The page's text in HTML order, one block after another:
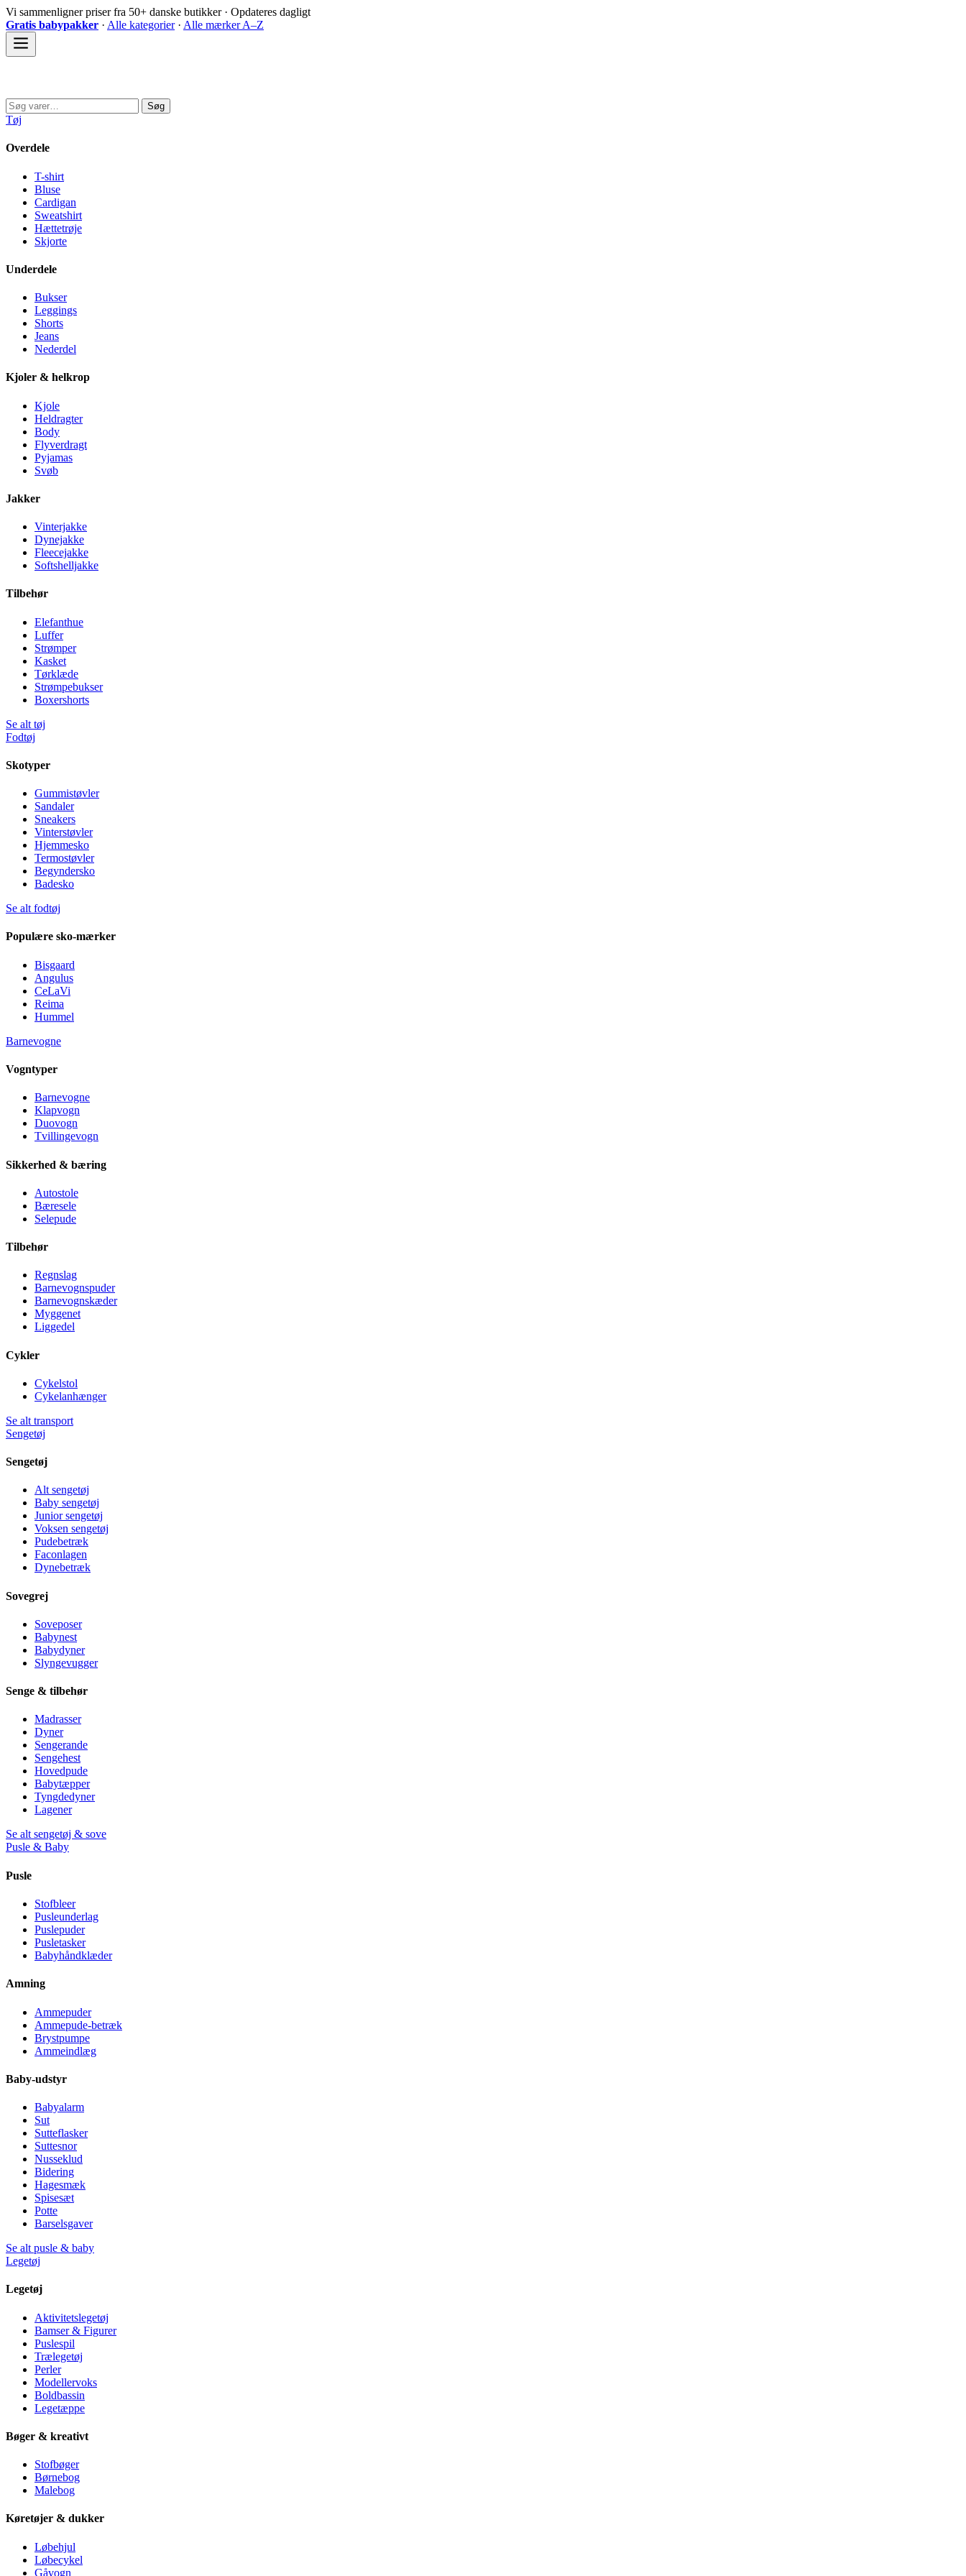
Spring
til
indhold
Vi sammenligner priser fra 50+ danske butikker · Opdateres dagligt
Gratis babypakker · Alle kategorier· Alle mærker A–Z
Søg
efter:
Søg
Tøj
Overdele
T-shirt
Bluse
Cardigan
Sweatshirt
Hættetrøje
Skjorte
Underdele
Bukser
Leggings
Shorts
Jeans
Nederdel
Kjoler & helkrop
Kjole
Heldragter
Body
Flyverdragt
Pyjamas
Svøb
Jakker
Vinterjakke
Dynejakke
Fleecejakke
Softshelljakke
Tilbehør
Elefanthue
Luffer
Strømper
Kasket
Tørklæde
Strømpebukser
Boxershorts
Se alt tøj
Fodtøj
Skotyper
Gummistøvler
Sandaler
Sneakers
Vinterstøvler
Hjemmesko
Termostøvler
Begyndersko
Badesko
Se alt fodtøj
Populære sko-mærker
Bisgaard
Angulus
CeLaVi
Reima
Hummel
Barnevogne
Vogntyper
Barnevogne
Klapvogn
Duovogn
Tvillingevogn
Sikkerhed & bæring
Autostole
Bæresele
Selepude
Tilbehør
Regnslag
Barnevognspuder
Barnevognskæder
Myggenet
Liggedel
Cykler
Cykelstol
Cykelanhænger
Se alt transport
Sengetøj
Sengetøj
Alt sengetøj
Baby sengetøj
Junior sengetøj
Voksen sengetøj
Pudebetræk
Faconlagen
Dynebetræk
Sovegrej
Soveposer
Babynest
Babydyner
Slyngevugger
Senge & tilbehør
Madrasser
Dyner
Sengerande
Sengehest
Hovedpude
Babytæpper
Tyngdedyner
Lagener
Se alt sengetøj & sove
Pusle & Baby
Pusle
Stofbleer
Pusleunderlag
Puslepuder
Pusletasker
Babyhåndklæder
Amning
Ammepuder
Ammepude-betræk
Brystpumpe
Ammeindlæg
Baby-udstyr
Babyalarm
Sut
Sutteflasker
Suttesnor
Nusseklud
Bidering
Hagesmæk
Spisesæt
Potte
Barselsgaver
Se alt pusle & baby
Legetøj
Legetøj
Aktivitetslegetøj
Bamser & Figurer
Puslespil
Trælegetøj
Perler
Modellervoks
Boldbassin
Legetæppe
Bøger & kreativt
Stofbøger
Børnebog
Malebog
Køretøjer & dukker
Løbehjul
Løbecykel
Gåvogn